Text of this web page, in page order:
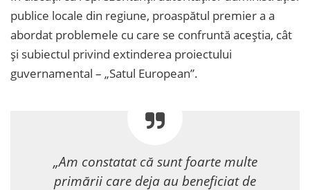
publice locale din regiune, proaspătul premier a a
abordat problemele cu care se confruntă aceștia, cât
și subiectul privind extinderea proiectului
guvernamental – „Satul European”.
„Am constatat că sunt foarte multe
primării care deja au beneficiat de